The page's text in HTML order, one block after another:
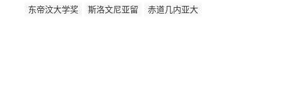
究生奖学金
额奖学金
大学研究生奖
东帝汶大学奖
斯洛文尼亚留
赤道几内亚大